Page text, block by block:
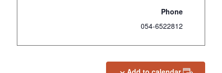
Phone
054-6522812